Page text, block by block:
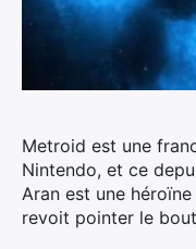
Metroid est une
Nintendo, et ce
Aran est une
revoit pointer le